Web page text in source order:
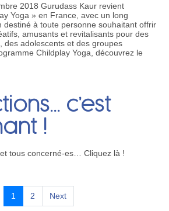
2018 Gurudass Kaur revient
Yoga » en France, avec un long
destiné à toute personne souhaitant offrir
amusants et revitalisants pour des
des adolescents et des groupes
Childplay Yoga, découvrez le
c’est
!
tous concerné-es… Cliquez là !
1 2 Next